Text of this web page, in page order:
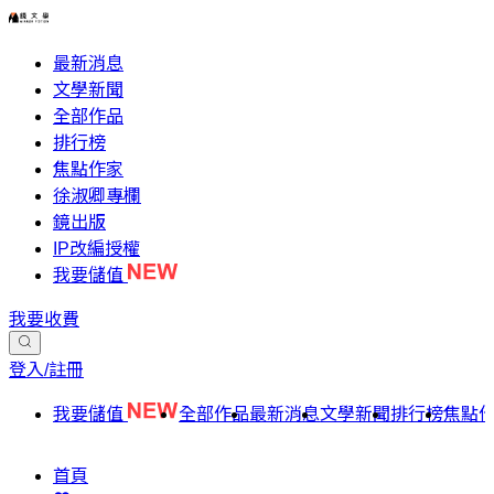
最新消息
文學新聞
全部作品
排行榜
焦點作家
徐淑卿專欄
鏡出版
IP改編授權
我要儲值
我要收費
登入/註冊
我要儲值 全部作品最新消息文學新聞排行榜焦點
首頁